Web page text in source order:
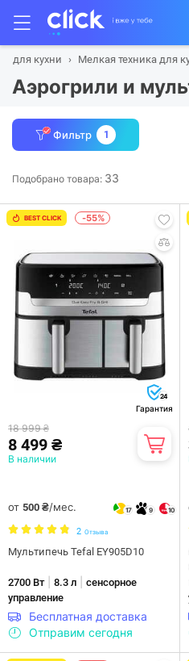
для кухни Мелкая техника для
Аэрогрили и
Фильтр 1
Подобрано товара: 33
BEST CLICK -55%
24
Гарантия
18 999 ₴
8 499 ₴
В наличии
от 500 ₴/мес. 17 9 10
2 Отзыва
Мультипечь Tefal EY905D10
2700 Вт| 8.3 л
сенсорное
управление
Бесплатная доставка
Отправим сегодня